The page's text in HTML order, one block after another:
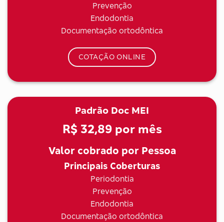
Prevenção
Endodontia
Documentação ortodôntica
COTAÇÃO ONLINE
Padrão Doc MEI
R$ 32,89por mês
Valor cobrado por Pessoa
Principais Coberturas
Periodontia
Prevenção
Endodontia
Documentação ortodôntica